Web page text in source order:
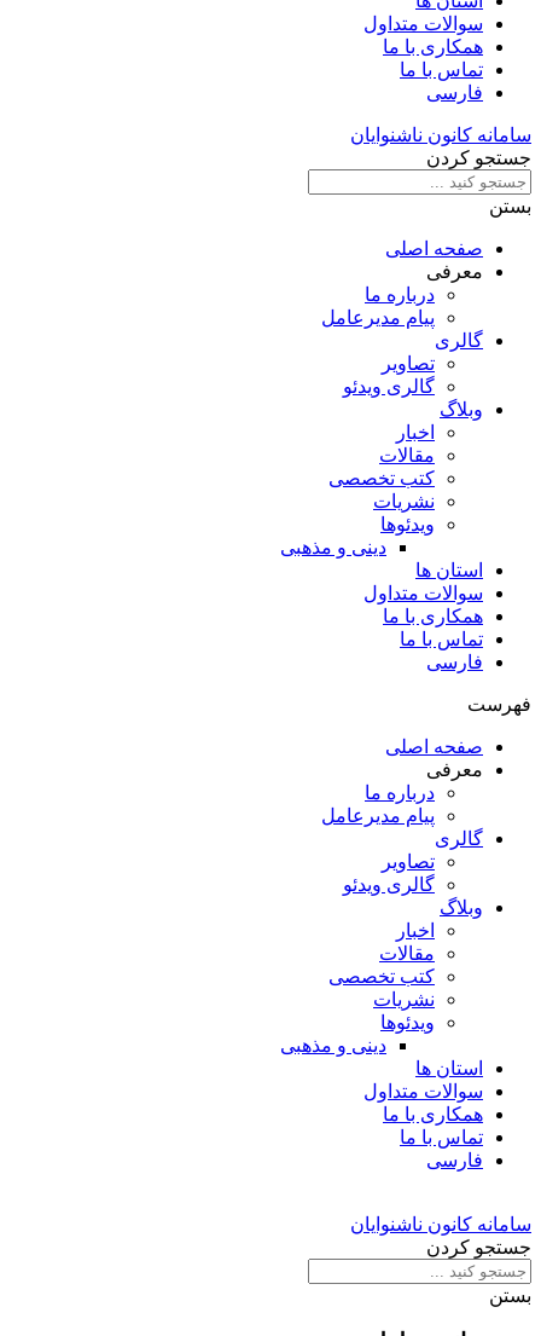
سوالات متداول
همکاری با ما
تماس با ما
فارسی
سامانه کانون ناشنوایان
جستجو کردن
بستن
صفحه اصلی
معرفی
درباره ما
پیام مدیرعامل
گالری
تصاویر
گالری ویدئو
وبلاگ
اخبار
مقالات
کتب تخصصی
نشریات
ویدئوها
دینی و مذهبی
استان ها
سوالات متداول
همکاری با ما
تماس با ما
فارسی
فهرست
صفحه اصلی
معرفی
درباره ما
پیام مدیرعامل
گالری
تصاویر
گالری ویدئو
وبلاگ
اخبار
مقالات
کتب تخصصی
نشریات
ویدئوها
دینی و مذهبی
استان ها
سوالات متداول
همکاری با ما
تماس با ما
فارسی
سامانه کانون ناشنوایان
جستجو کردن
بستن